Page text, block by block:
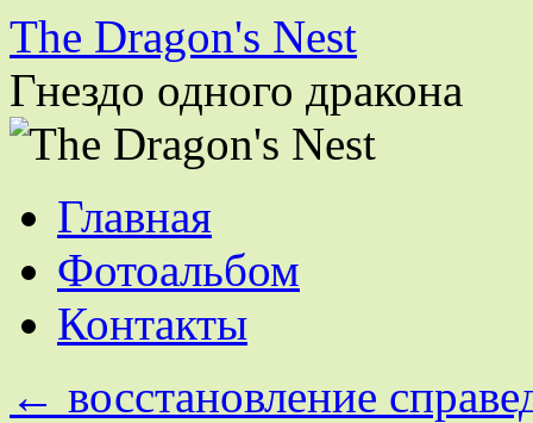
The Dragon's Nest
Гнездо одного дракона
Перейти
содержимому
Главная
Фотоальбом
Контакты
← восстановление